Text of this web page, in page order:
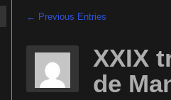
← Previous Entries
XXIX
de